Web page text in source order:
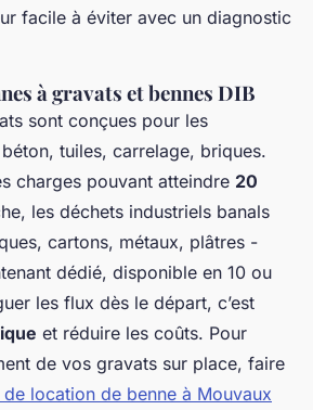
facile à éviter avec un diagnostic
à gravats et bennes DIB
sont conçues pour les
tuiles, carrelage, briques.
charges pouvant atteindre 20
les déchets industriels banals
cartons, métaux, plâtres -
dédié, disponible en 10 ou
les flux dès le départ, c’est
et réduire les coûts. Pour
de vos gravats sur place, faire
de location de benne à Mouvaux